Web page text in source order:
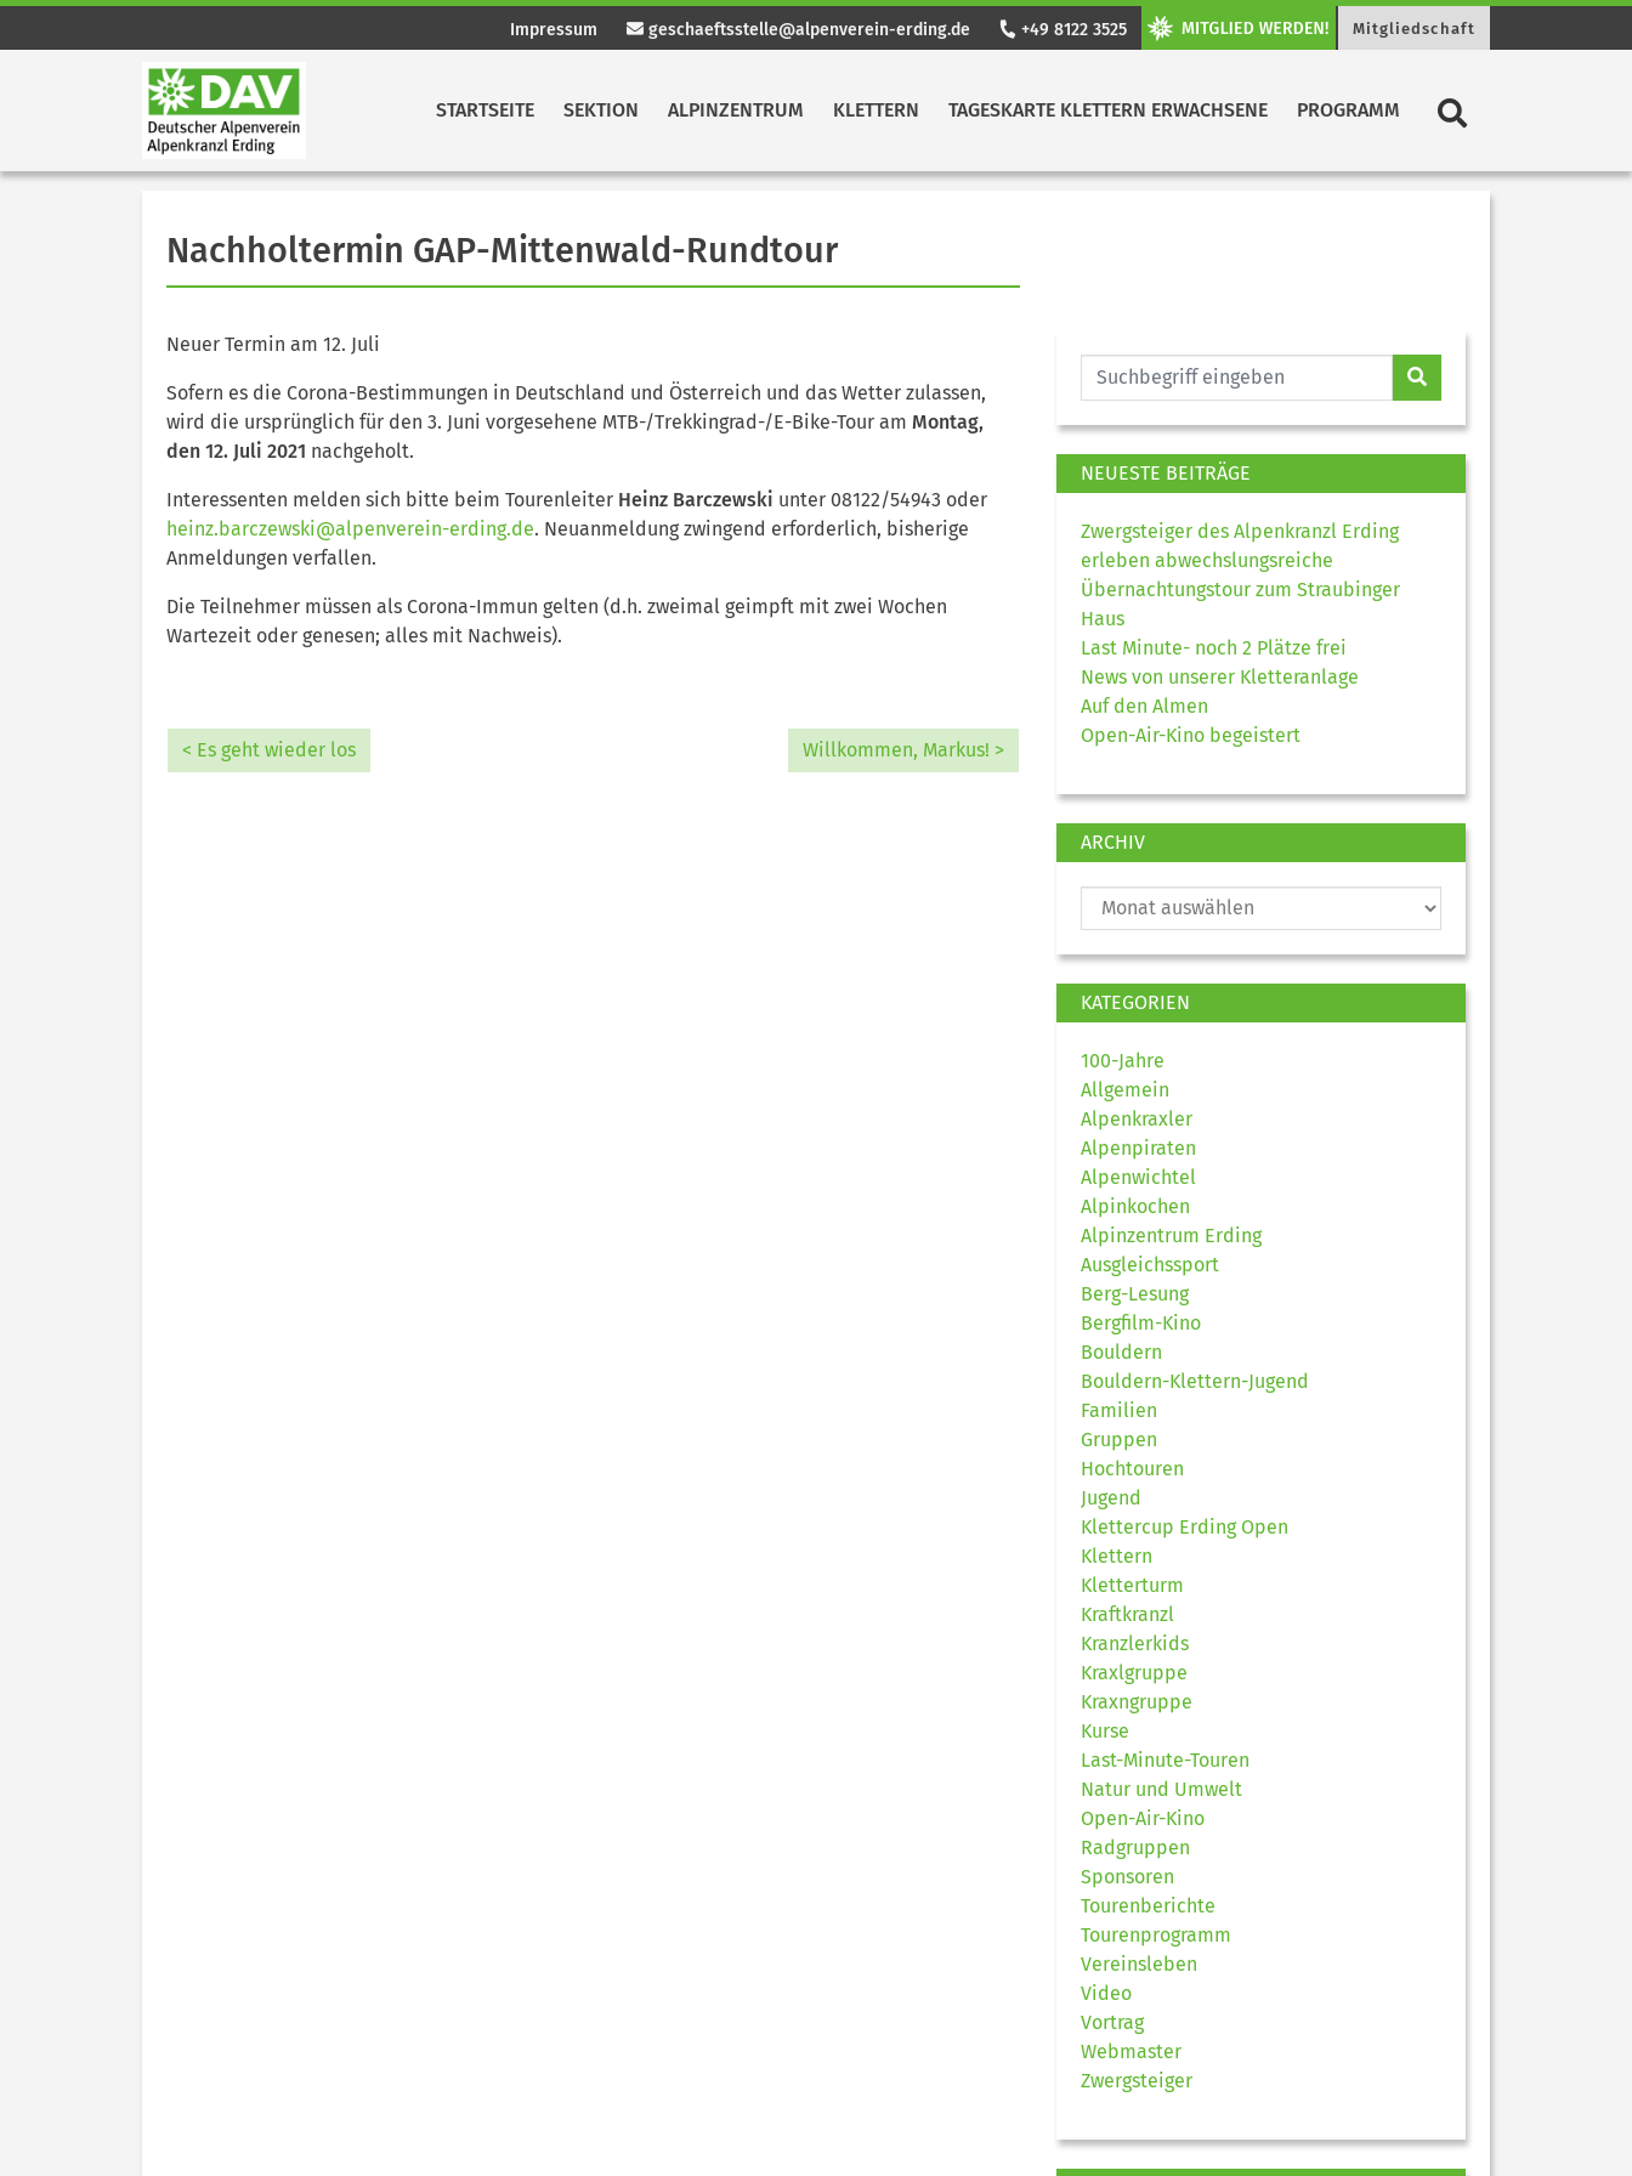
Impressum geschaeftsstelle@alpenverein-erding.de +49 8122 3525 Mitgliedschaft
STARTSEITE SEKTION ALPINZENTRUM KLETTERN TAGESKARTE KLETTERN ERWACHSENE PROGRAMM
Nachholtermin GAP-Mittenwald-Rundtour
Neuer Termin am 12. Juli
Sofern es die Corona-Bestimmungen in Deutschland und Österreich und das Wetter zulassen,
wird die ursprünglich für den 3. Juni vorgesehene MTB-/Trekkingrad-/E-Bike-Tour am Montag,
den 12. Juli 2021 nachgeholt.
Interessenten melden sich bitte beim Tourenleiter Heinz Barczewski unter 08122/54943 oder
heinz.barczewski@alpenverein-erding.de. Neuanmeldung zwingend erforderlich, bisherige
Anmeldungen verfallen.
Die Teilnehmer müssen als Corona-Immun gelten (d.h. zweimal geimpft mit zwei Wochen
Wartezeit oder genesen; alles mit Nachweis).
< Es geht wieder los Willkommen, Markus! >
NEUESTE BEITRÄGE
Zwergsteiger des Alpenkranzl Erding
erleben abwechslungsreiche
Übernachtungstour zum Straubinger
Haus
Last Minute- noch 2 Plätze frei
News von unserer Kletteranlage
Auf den Almen
Open-Air-Kino begeistert
ARCHIV
KATEGORIEN
100-Jahre
Allgemein
Alpenkraxler
Alpenpiraten
Alpenwichtel
Alpinkochen
Alpinzentrum Erding
Ausgleichssport
Berg-Lesung
Bergfilm-Kino
Bouldern
Bouldern-Klettern-Jugend
Familien
Gruppen
Hochtouren
Jugend
Klettercup Erding Open
Klettern
Kletterturm
Kraftkranzl
Kranzlerkids
Kraxlgruppe
Kraxngruppe
Kurse
Last-Minute-Touren
Natur und Umwelt
Open-Air-Kino
Radgruppen
Sponsoren
Tourenberichte
Tourenprogramm
Vereinsleben
Video
Vortrag
Webmaster
Zwergsteiger